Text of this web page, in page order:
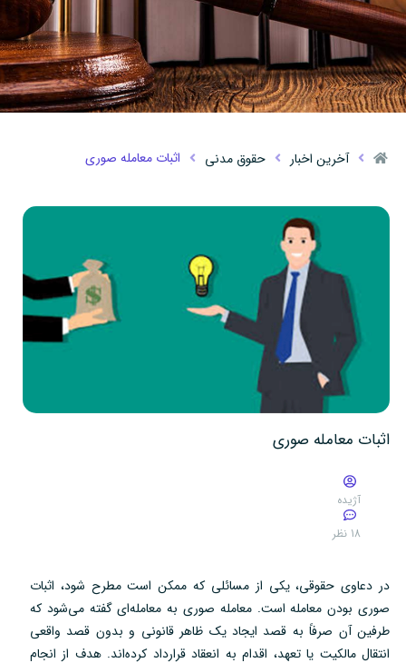
آخرین اخبار حقوق مدنی اثبات معامله صوری
اثبات معامله صوری
آژیده
18 نظر
در دعاوی حقوقی، یکی از مسائلی که ممکن است مطرح شود، اثبات
صوری بودن معامله است. معامله صوری به معامله‌ای گفته می‌شود که
طرفین آن صرفاً به قصد ایجاد یک ظاهر قانونی و بدون قصد واقعی
انتقال مالکیت یا تعهد، اقدام به انعقاد قرارداد کرده‌اند. هدف از انجام